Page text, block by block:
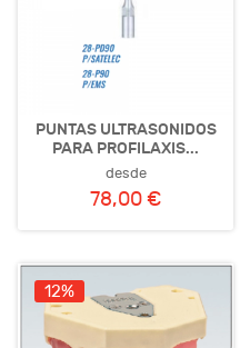
PUNTAS ULTRASONIDOS
PARA PROFILAXIS...
desde
78,00 €
12%